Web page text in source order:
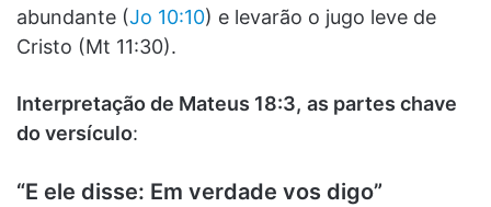
abundante (Jo 10:10) e levarão o jugo leve de
Cristo (Mt 11:30).
Interpretação de Mateus 18:3, as partes chave
do versículo:
“E ele disse: Em verdade vos digo”